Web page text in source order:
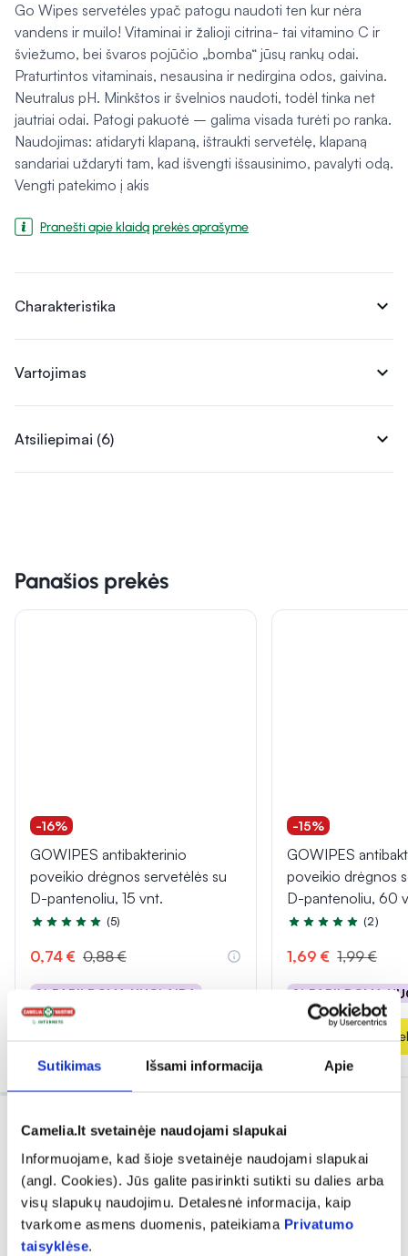
Sutikimas Išsami informacija Apie
Camelia.lt svetainėje naudojami slapukai
Informuojame, kad šioje svetainėje naudojami slapukai
(angl. Cookies). Jūs galite pasirinkti sutikti su dalies arba
visų slapukų naudojimu. Detalesnė informacija, kaip
tvarkome asmens duomenis, pateikiama Privatumo
taisyklėse.
Go Wipes servetėles ypač patogu naudoti ten kur nėra
vandens ir muilo! Vitaminai ir žalioji citrina- tai vitamino C ir
šviežumo, bei švaros pojūčio „bomba“ jūsų rankų odai.
Praturtintos vitaminais, nesausina ir nedirgina odos, gaivina.
Neutralus pH. Minkštos ir švelnios naudoti, todėl tinka net
jautriai odai. Patogi pakuotė – galima visada turėti po ranka.
Naudojimas: atidaryti klapaną, ištraukti servetėlę, klapaną
sandariai uždaryti tam, kad išvengti išsausinimo, pavalyti odą.
Vengti patekimo į akis
Pranešti apie klaidą prekės aprašyme
Charakteristika expand_more
Vartojimas expand_more
Atsiliepimai (6) expand_more
Panašios prekės
-16%
GOWIPES antibakterinio
poveikio drėgnos servetėlės su
D-pantenoliu, 15 vnt.
Įvertinimas 5.0 iš 5
(5)
0,74 € 0,88 €
% PAPILDOMA NUOLAIDA
-15%
GOWIPES
poveikio drėgnos
D-pantenoliu, 60
Įvertinimas 5.0 iš 5
(2)
1,69 € 1,99 €
% PAPILDOMA
Į
Dažnai perkama kartu